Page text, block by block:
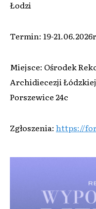
Łodzi
Termin: 19-
Miejsce: Ośrodek
Archidiecezji
Porszewice 24c
Zgłoszenia: https://